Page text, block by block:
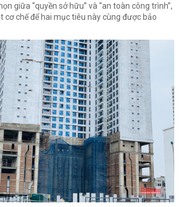
giữa “quyền sở hữu” và “an toàn công trình”,
cơ chế để hai mục tiêu này cùng được bảo